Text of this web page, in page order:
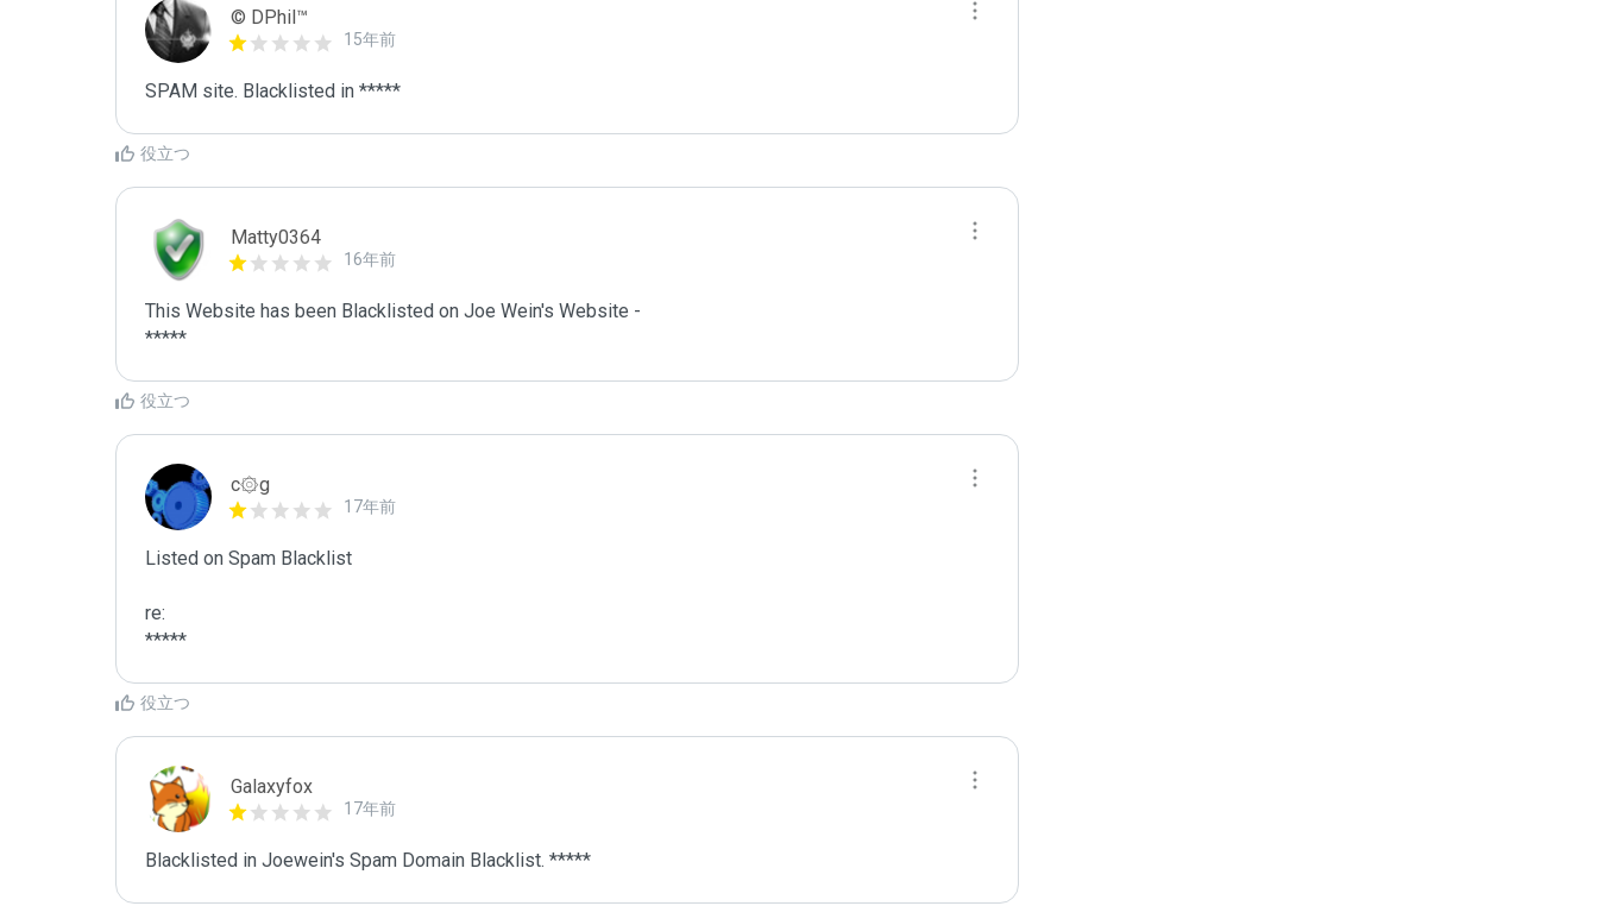
© DPhil™
15年前
SPAM site. Blacklisted in *****
役立つ
Matty0364
16年前
This Website has been Blacklisted on Joe Wein's Website -
役立つ
c۞g
17年前
Listed on Spam Blacklist
re:
*****
役立つ
Galaxyfox
17年前
Blacklisted in Joewein's Spam Domain Blacklist. *****